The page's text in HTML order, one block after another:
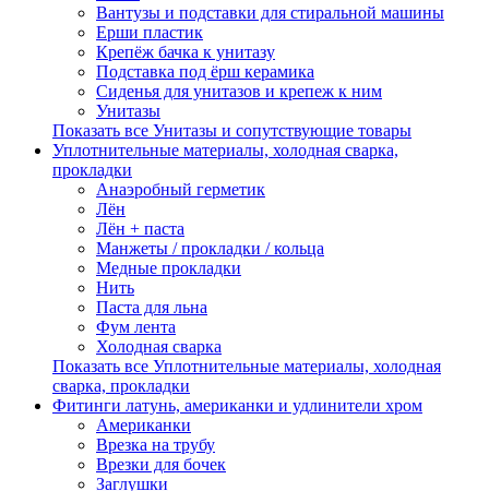
Вантузы и подставки для стиральной машины
Ерши пластик
Крепёж бачка к унитазу
Подставка под ёрш керамика
Сиденья для унитазов и крепеж к ним
Унитазы
Показать все Унитазы и сопутствующие товары
Уплотнительные материалы, холодная сварка,
прокладки
Анаэробный герметик
Лён
Лён + паста
Манжеты / прокладки / кольца
Медные прокладки
Нить
Паста для льна
Фум лента
Холодная сварка
Показать все Уплотнительные материалы, холодная
сварка, прокладки
Фитинги латунь, американки и удлинители хром
Американки
Врезка на трубу
Врезки для бочек
Заглушки